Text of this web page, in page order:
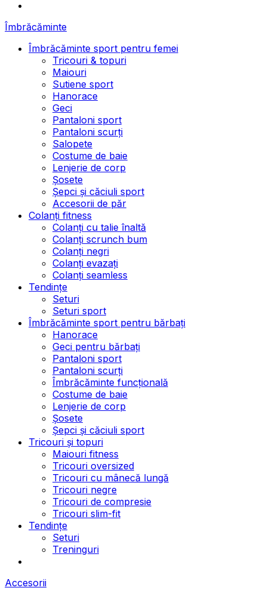
Îmbrăcăminte
Îmbrăcăminte sport pentru femei
Tricouri & topuri
Maiouri
Sutiene sport
Hanorace
Geci
Pantaloni sport
Pantaloni scurți
Salopete
Costume de baie
Lenjerie de corp
Șosete
Șepci și căciuli sport
Accesorii de păr
Colanți fitness
Colanți cu talie înaltă
Colanți scrunch bum
Colanți negri
Colanți evazați
Colanți seamless
Tendințe
Seturi
Seturi sport
Îmbrăcăminte sport pentru bărbați
Hanorace
Geci pentru bărbați
Pantaloni sport
Pantaloni scurți
Îmbrăcăminte funcțională
Costume de baie
Lenjerie de corp
Șosete
Șepci și căciuli sport
Tricouri și topuri
Maiouri fitness
Tricouri oversized
Tricouri cu mânecă lungă
Tricouri negre
Tricouri de compresie
Tricouri slim-fit
Tendințe
Seturi
Treninguri
Accesorii